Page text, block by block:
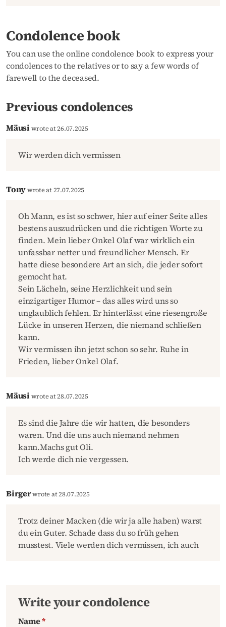
Condolence book
You can use the online condolence book to express your
condolences to the relatives or to say a few words of
farewell to the deceased.
Previous condolences
Mäusi wrote at 26.07.2025
Wir werden dich vermissen
Tonywrote at 27.07.2025
Oh Mann, es ist so schwer, hier auf einer Seite alles
bestens auszudrücken und die richtigen Worte zu
finden. Mein lieber Onkel Olaf war wirklich ein
unfassbar netter und freundlicher Mensch. Er
hatte diese besondere Art an sich, die jeder sofort
gemocht hat.
Sein Lächeln, seine Herzlichkeit und sein
einzigartiger Humor – das alles wird uns so
unglaublich fehlen. Er hinterlässt eine riesengroße
Lücke in unseren Herzen, die niemand schließen
kann.
Wir vermissen ihn jetzt schon so sehr. Ruhe in
Frieden, lieber Onkel Olaf.
Mäusi wrote at 28.07.2025
Es sind die Jahre die wir hatten, die besonders
waren. Und die uns auch niemand nehmen
kann.Machs gut Oli.
Ich werde dich nie vergessen.
Birgerwrote at 28.07.2025
Trotz deiner Macken (die wir ja alle haben) warst
du ein Guter. Schade dass du so früh gehen
musstest. Viele werden dich vermissen, ich auch
Write your condolence
Name*